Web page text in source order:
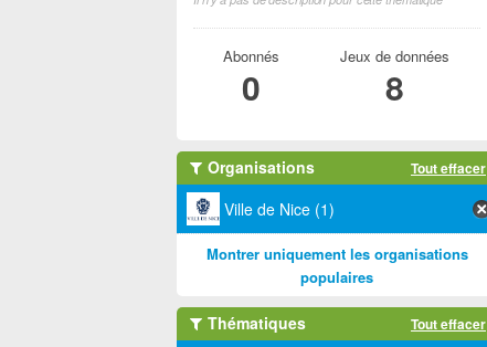
Abonnés
0
Jeux de données
8
Organisations Tout effacer
Ville de Nice (1)
Montrer uniquement les organisations
populaires
Thématiques Tout effacer